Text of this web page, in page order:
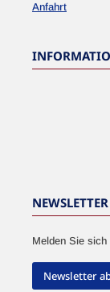
Anfahrt
NEWSLETTER
Melden Sie
Newsletter